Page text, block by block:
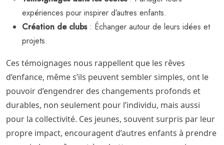
expériences pour inspirer d’autres enfants.
Création de clubs: Échanger autour de leurs idées et
projets.
Ces témoignages nous rappellent que les rêves
d’enfance, même s’ils peuvent sembler simples, ont le
pouvoir d’engendrer des changements profonds et
durables, non seulement pour l’individu, mais aussi
pour la collectivité. Ces jeunes, souvent surpris par leur
propre impact, encouragent d’autres enfants à prendre